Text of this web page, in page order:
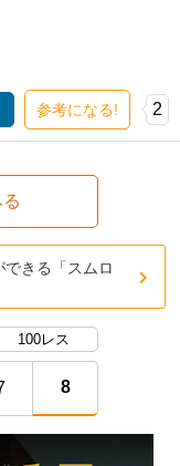
参考になる! 2
きる「スムロ
100レス
8